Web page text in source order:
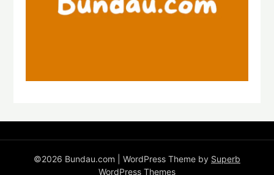
©2026 Bundau.com | WordPress Theme by Superb
WordPress Themes